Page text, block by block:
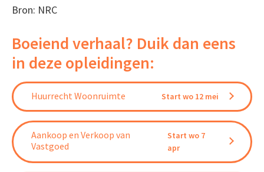
Bron: NRC
Boeiend verhaal? Duik dan eens
in deze opleidingen:
Huurrecht Woonruimte Start wo 12 mei
Aankoop en Verkoop van
Vastgoed
Start wo 7
apr